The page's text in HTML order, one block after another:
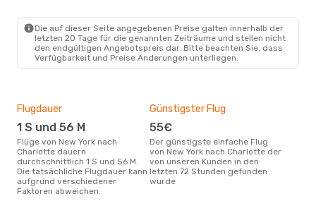
Die auf dieser Seite angegebenen Preise galten innerhalb der
letzten 20 Tage für die genannten Zeiträume und stellen nicht
den endgültigen Angebotspreis dar. Bitte beachten Sie, dass
Verfügbarkeit und Preise Änderungen unterliegen.
Flugdauer
1 S und 56 M
Flüge von New York nach
Charlotte dauern
durchschnittlich 1 S und 56 M.
Die tatsächliche Flugdauer kann
aufgrund verschiedener
Faktoren abweichen.
Günstigster Flug
55€
Der günstigste einfache Flug
von New York nach Charlotte der
von unseren Kunden in den
letzten 72 Stunden gefunden
wurde